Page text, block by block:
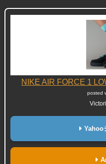
NIKE AIR FORCE 1
posted
Yahoo